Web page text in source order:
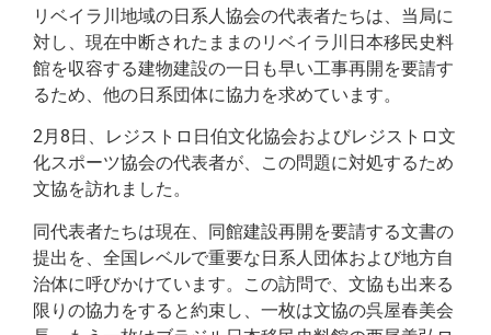
リベイラ川地域の日系人協会の代表者たちは、当局に
対し、現在中断されたままのリベイラ川日本移民史料
館を収容する建物建設の一日も早い工事再開を要請す
るため、他の日系団体に協力を求めています。
2月8日、レジストロ日伯文化協会およびレジストロ文
化スポーツ協会の代表者が、この問題に対処するため
文協を訪れました。
同代表者たちは現在、同館建設再開を要請する文書の
提出を、全国レベルで重要な日系人団体および地方自
治体に呼びかけています。この訪問で、文協も出来る
限りの協力をすると約束し、一枚は文協の呉屋春美会